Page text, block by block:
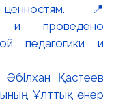
📍
и проведено
педагогики и